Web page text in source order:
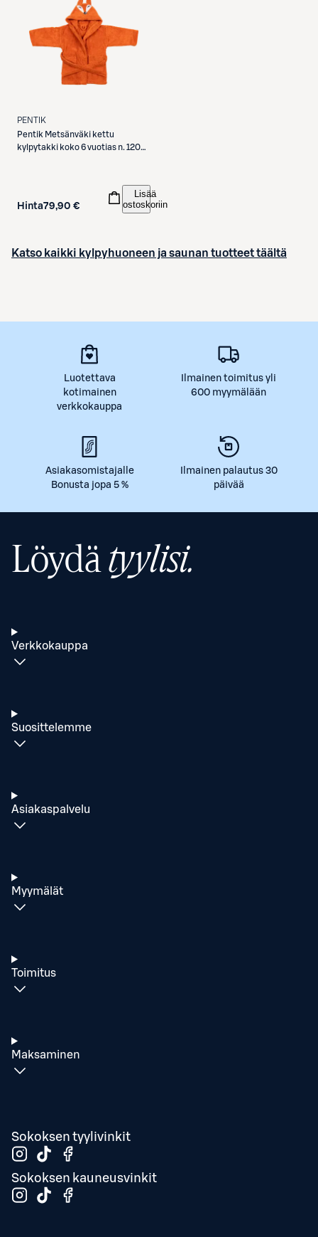
PENTIK
Pentik Metsänväki kettu
kylpytakki koko 6 vuotias n. 120
Hinta79,90 €
Lisää
ostoskoriin
Katso kaikki kylpyhuoneen ja saunan tuotteet täältä
Luotettava
kotimainen
verkkokauppa
Ilmainen toimitus yli
600 myymälään
Asiakasomistajalle
Bonusta jopa 5 %
Ilmainen palautus 30
päivää
Löydä tyylisi.
Verkkokauppa
Suosittelemme
Asiakaspalvelu
Myymälät
Toimitus
Maksaminen
Sokoksen tyylivinkit
Sokoksen kauneusvinkit